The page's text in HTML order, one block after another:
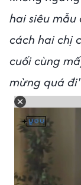
hai siêu
cách hai chị
cuối cùng
mừng quá